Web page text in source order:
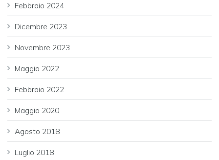
Febbraio 2024
Dicembre 2023
Novembre 2023
Maggio 2022
Febbraio 2022
Maggio 2020
Agosto 2018
Luglio 2018